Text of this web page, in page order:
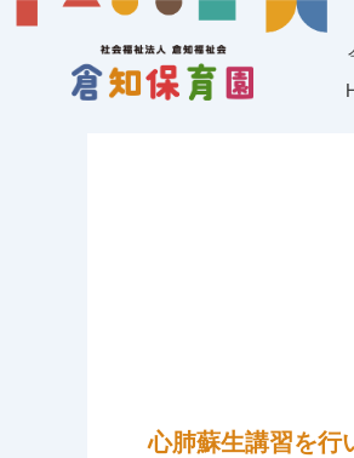
心肺蘇生講習を行